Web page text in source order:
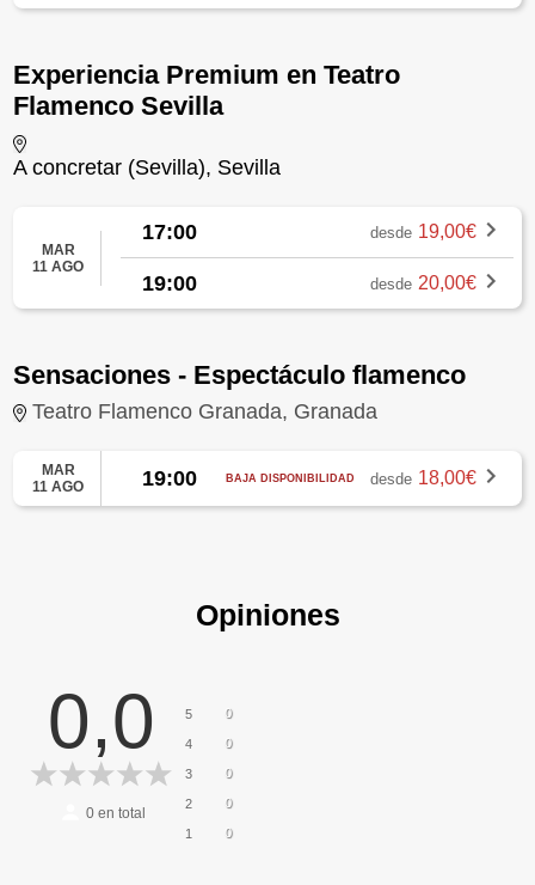
Experiencia Premium en Teatro
Flamenco Sevilla
A concretar (Sevilla), Sevilla
MAR
11 AGO
17:00 desde 19,00€
19:00 desde 20,00€
Sensaciones - Espectáculo flamenco
Teatro Flamenco Granada, Granada
MAR
11 AGO
19:00 BAJA DISPONIBILIDAD desde 18,00€
Opiniones
0,0
0en total
5 0
4 0
3 0
2 0
1 0